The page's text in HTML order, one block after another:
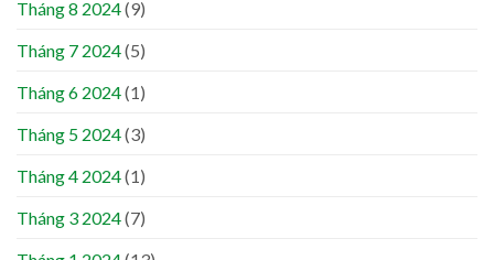
Tháng 8 2024(9)
Tháng 7 2024(5)
Tháng 6 2024(1)
Tháng 5 2024(3)
Tháng 4 2024(1)
Tháng 3 2024(7)